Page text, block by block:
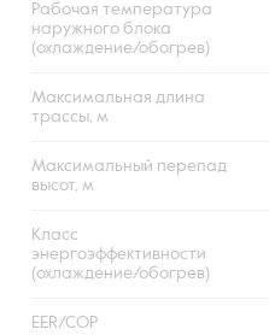
Рабочая температура
наружного блока
(охлаждение/обогрев)
Максимальная длина
трассы, м
Максимальный перепад
высот, м
Класс
энергоэффективности
(охлаждение/обогрев)
EER/COP